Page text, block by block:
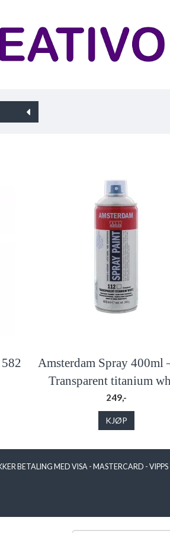
Amsterdam Spray 400ml
Transparent titanium
249,-
KJØP
BETALING MED VISA - MASTERCARD -